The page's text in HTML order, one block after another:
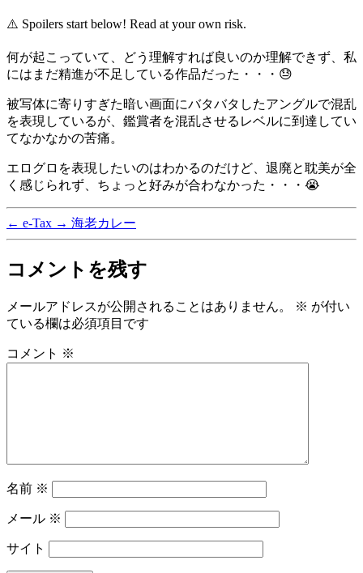
⚠️ Spoilers start below! Read at your own risk.
何が起こっていて、どう理解すれば良いのか理解できず、私
にはまだ精進が不足している作品だった・・・😓
被写体に寄りすぎた暗い画面にバタバタしたアングルで混乱
を表現しているが、鑑賞者を混乱させるレベルに到達してい
てなかなかの苦痛。
エログロを表現したいのはわかるのだけど、退廃と耽美が全
く感じられず、ちょっと好みが合わなかった・・・😭
← e-Tax → 海老カレー
コメントを残す
メールアドレスが公開されることはありません。 ※ が付い
ている欄は必須項目です
コメント ※
名前 ※
メール ※
サイト